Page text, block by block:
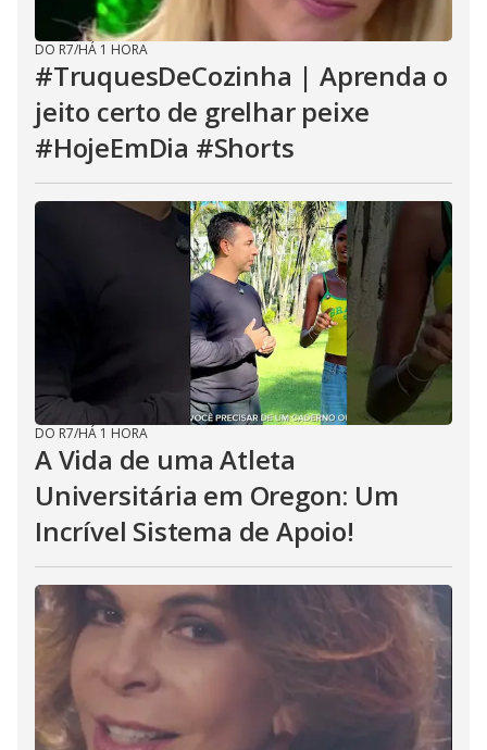
DO R7/HÁ 1 HORA
#TruquesDeCozinha | Aprenda o
jeito certo de grelhar peixe
#HojeEmDia #Shorts
DO R7/HÁ 1 HORA
A Vida de uma Atleta
Universitária em Oregon: Um
Incrível Sistema de Apoio!